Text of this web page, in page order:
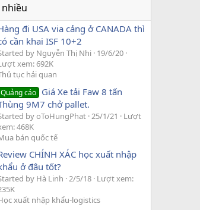
nhiều
đi USA via cảng ở CANADA thì
cần khai ISF 10+2
by Nguyễn Thị Nhi 19/6/20
xem: 692K
tục hải quan
Quảng cáo Giá Xe tải Faw 8 tấn
9M7 chở pallet.
by oToHungPhat 25/1/21
Lượt
468K
bán quốc tế
CHÍNH XÁC học xuất nhập
ở đâu tốt?
by Hà Linh 2/5/18 Lượt xem:
xuất nhập khẩu-logistics